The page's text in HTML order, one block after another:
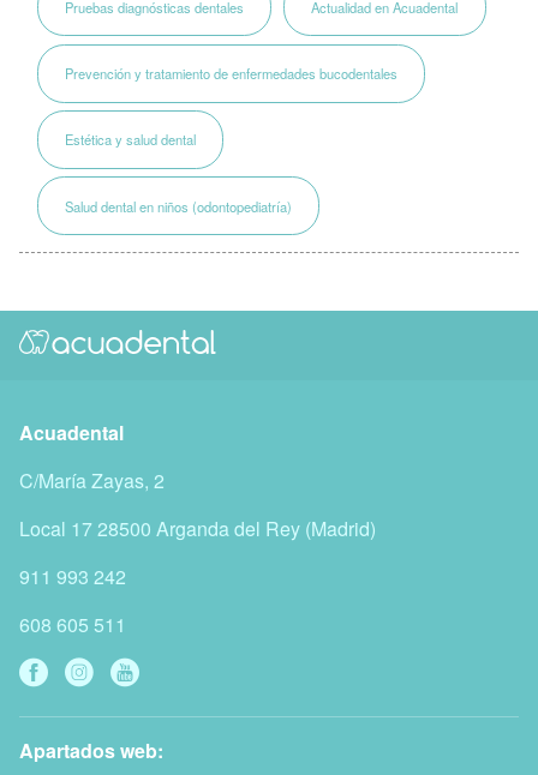
Pruebas diagnósticas dentales Actualidad en Acuadental
Prevención y tratamiento de enfermedades bucodentales
Estética y salud dental
Salud dental en niños (odontopediatría)
Acuadental
C/María Zayas, 2
Local 1728500 Arganda del Rey (Madrid)
911 993 242
608 605 511
Apartados web: